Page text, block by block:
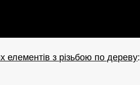
з різьбою по дереву: